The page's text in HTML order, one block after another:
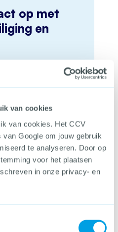
van cookies
van cookies. Het CCV
Google om jouw gebruik
te analyseren. Door op
voor het plaatsen
in onze privacy- en
op met
en